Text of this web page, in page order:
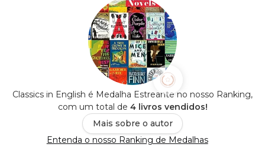
Classics in English é Medalha Estreante no nosso Ranking,
com um total de 4 livros vendidos!
Mais sobre o autor
Entenda o nosso Ranking de Medalhas